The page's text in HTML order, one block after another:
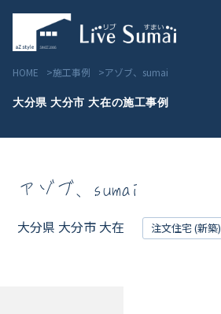
Livesumai 住宅標準性能
Livesumai 家づくりの流れ
HOME 施工事例 アゾブ、sumai
大分県 大分市 大在の施工事例
アゾブ、sumai
大分県 大分市 大在
注文住宅 (新築)